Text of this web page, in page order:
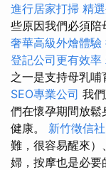
進行居家打掃 精
些原因我們必須陪
奢華高級外燴體驗
登記公司更有效率
之一是支持母乳哺
SEO專業公司 我
們在懷孕期間放鬆
健康。 新竹徵信社
難，很容易醒來
婦，按摩也是必